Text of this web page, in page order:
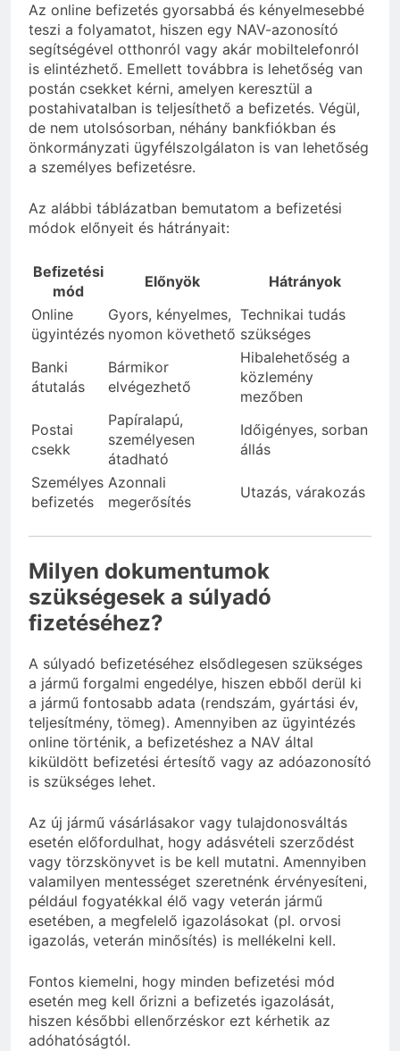
Az online befizetés gyorsabbá és kényelmesebbé
teszi a folyamatot, hiszen egy NAV-azonosító
segítségével otthonról vagy akár mobiltelefonról
is elintézhető. Emellett továbbra is lehetőség van
postán csekket kérni, amelyen keresztül a
postahivatalban is teljesíthető a befizetés. Végül,
de nem utolsósorban, néhány bankfiókban és
önkormányzati ügyfélszolgálaton is van lehetőség
a személyes befizetésre.
Az alábbi táblázatban bemutatom a befizetési
módok előnyeit és hátrányait:
Befizetési
mód
Előnyök
Hátrányok
Online
ügyintézés
Gyors, kényelmes,
nyomon követhető
Technikai tudás
szükséges
Banki
átutalás
Bármikor
elvégezhető
Hibalehetőség a
közlemény
mezőben
Postai
csekk
Papíralapú,
személyesen
átadható
Időigényes, sorban
állás
Személyes
befizetés
Azonnali
megerősítés
Utazás, várakozás
Milyen dokumentumok
szükségesek a súlyadó
fizetéséhez?
A súlyadó befizetéséhez elsődlegesen szükséges
a jármű forgalmi engedélye, hiszen ebből derül ki
a jármű fontosabb adata (rendszám, gyártási év,
teljesítmény, tömeg). Amennyiben az ügyintézés
online történik, a befizetéshez a NAV által
kiküldött befizetési értesítő vagy az adóazonosító
is szükséges lehet.
Az új jármű vásárlásakor vagy tulajdonosváltás
esetén előfordulhat, hogy adásvételi szerződést
vagy törzskönyvet is be kell mutatni. Amennyiben
valamilyen mentességet szeretnénk érvényesíteni,
például fogyatékkal élő vagy veterán jármű
esetében, a megfelelő igazolásokat (pl. orvosi
igazolás, veterán minősítés) is mellékelni kell.
Fontos kiemelni, hogy minden befizetési mód
esetén meg kell őrizni a befizetés igazolását,
hiszen későbbi ellenőrzéskor ezt kérhetik az
adóhatóságtól.